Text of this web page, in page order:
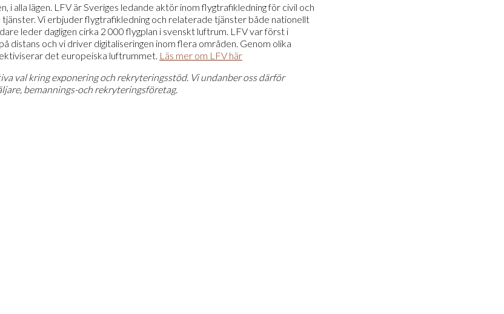
i alla lägen. LFV är Sveriges ledande aktör inom flygtrafikledning för civil och
Vi erbjuder flygtrafikledning och relaterade tjänster både nationellt
leder dagligen cirka 2 000 flygplan i svenskt luftrum. LFV var först i
distans och vi driver digitaliseringen inom flera områden. Genom olika
det europeiska luftrummet. Läs mer om LFV här
val kring exponering och rekryteringsstöd. Vi undanber oss därför
bemannings-och rekryteringsföretag.